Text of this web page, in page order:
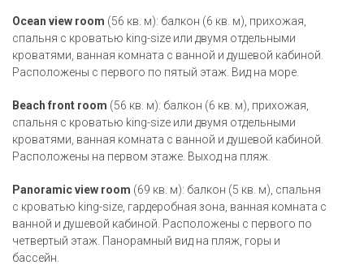
Ocean view room (56 кв. м): балкон (6 кв. м), прихожая,
спальня с кроватью king-size или двумя отдельными
кроватями, ванная комната с ванной и душевой кабиной.
Расположены с первого по пятый этаж. Вид на море.
Beach front room (56 кв. м): балкон (6 кв. м), прихожая,
спальня с кроватью king-size или двумя отдельными
кроватями, ванная комната с ванной и душевой кабиной.
Расположены на первом этаже. Выход на пляж.
Panoramic view room (69 кв. м): балкон (5 кв. м), спальня
с кроватью king-size, гардеробная зона, ванная комната с
ванной и душевой кабиной. Расположены с первого по
четвертый этаж. Панорамный вид на пляж, горы и
бассейн.